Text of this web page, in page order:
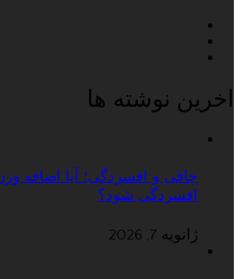
اخرین نوشته ها
چاقی و افسردگی؛ آیا اضافه
افسردگی شود؟
ژانویه 7, 2026